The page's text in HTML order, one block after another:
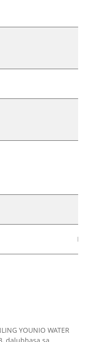
YOUNIO WATER